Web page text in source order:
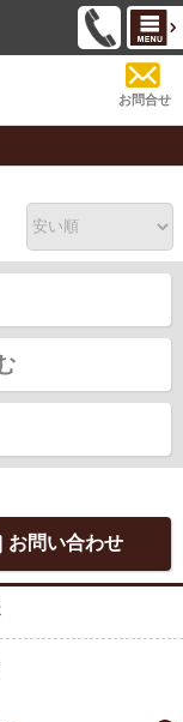
お問合せ
お問い合わせ